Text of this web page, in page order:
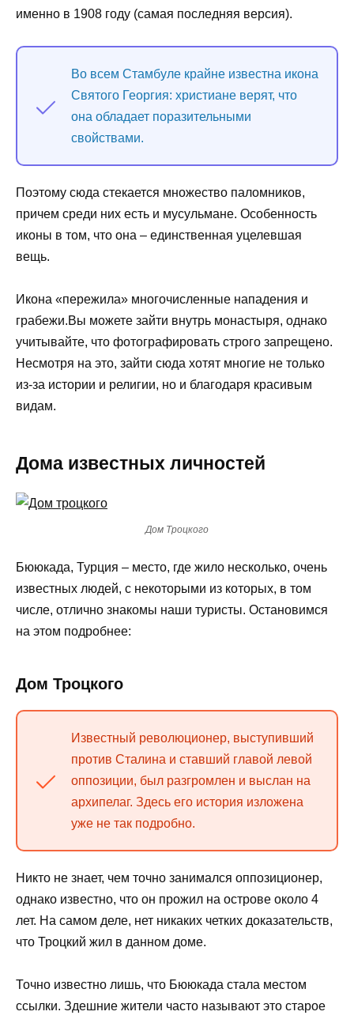
именно в 1908 году (самая последняя версия).
Во всем Стамбуле крайне известна икона
Святого Георгия: христиане верят, что
она обладает поразительными
свойствами.
Поэтому сюда стекается множество паломников,
причем среди них есть и мусульмане. Особенность
иконы в том, что она – единственная уцелевшая
вещь.
Икона «пережила» многочисленные нападения и
грабежи.Вы можете зайти внутрь монастыря, однако
учитывайте, что фотографировать строго запрещено.
Несмотря на это, зайти сюда хотят многие не только
из-за истории и религии, но и благодаря красивым
видам.
Дома известных личностей
Дом Троцкого
Бююкада, Турция – место, где жило несколько, очень
известных людей, с некоторыми из которых, в том
числе, отлично знакомы наши туристы. Остановимся
на этом подробнее:
Дом Троцкого
Известный революционер, выступивший
против Сталина и ставший главой левой
оппозиции, был разгромлен и выслан на
архипелаг. Здесь его история изложена
уже не так подробно.
Никто не знает, чем точно занимался оппозиционер,
однако известно, что он прожил на острове около 4
лет. На самом деле, нет никаких четких доказательств,
что Троцкий жил в данном доме.
Точно известно лишь, что Бююкада стала местом
ссылки. Здешние жители часто называют это старое